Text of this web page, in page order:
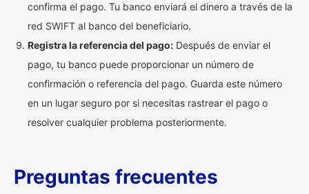
confirma el pago. Tu banco enviará el dinero a través de la
red SWIFT al banco del beneficiario.
Registra la referencia del pago: Después de enviar el
pago, tu banco puede proporcionar un número de
confirmación o referencia del pago. Guarda este número
en un lugar seguro por si necesitas rastrear el pago o
resolver cualquier problema posteriormente.
Preguntas frecuentes